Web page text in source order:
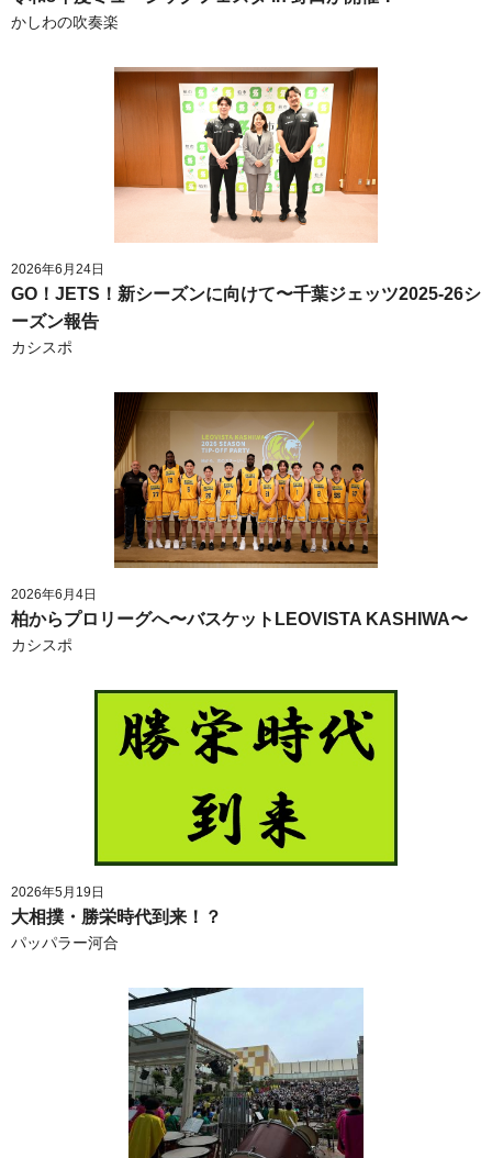
かしわの吹奏楽
2026年6月24日
GO！JETS！新シーズンに向けて〜千葉ジェッツ2025-26シ
ーズン報告
カシスポ
2026年6月4日
柏からプロリーグへ〜バスケットLEOVISTA KASHIWA〜
カシスポ
2026年5月19日
大相撲・勝栄時代到来！？
パッパラー河合